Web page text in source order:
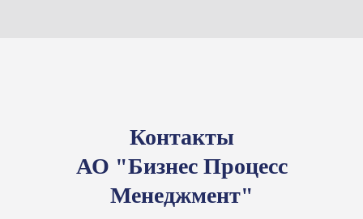
Контакты
АО "Бизнес Процесс
Менеджмент"